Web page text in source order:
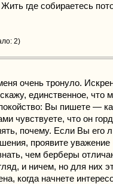
где собираетесь
2)
очень тронуло.
единственное, что
Вы пишете —
чувствуете, что он
почему. Если Вы его
проявите уважение
чем берберы
и ничем, но для них
когда начнете